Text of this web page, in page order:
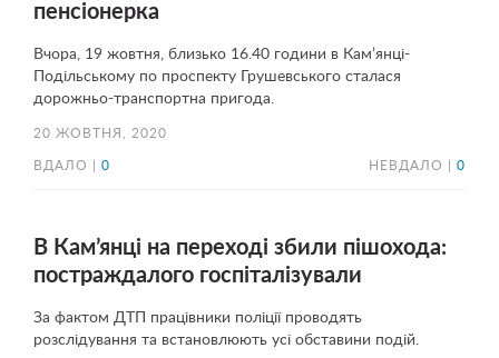
пенсіонерка
Вчора, 19 жовтня, близько 16.40 години в Кам’янці-
Подільському по проспекту Грушевського сталася
дорожньо-транспортна пригода.
20 ЖОВТНЯ, 2020
ВДАЛО | 0 НЕВДАЛО | 0
В Кам’янці на переході збили пішохода:
постраждалого госпіталізували
За фактом ДТП працівники поліції проводять
розслідування та встановлюють усі обставини подій.